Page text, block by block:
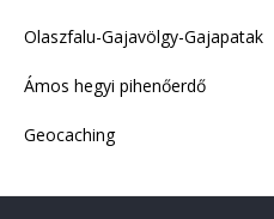
Olaszfalu-Gajavölgy-Gajapatak
Ámos hegyi pihenőerdő
Geocaching